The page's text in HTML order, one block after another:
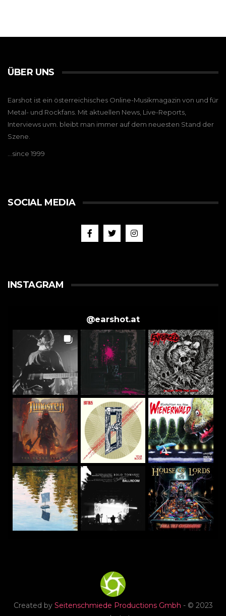
ÜBER UNS
Earshot ist ein österreichisches Online-Musikmagazin von und für
Metal- und Rockfans. Mit aktuellen News, Live-Reports,
Interviews uvm. bleibt man immer auf dem neuesten Stand der
Szene.
…since 1999
SOCIAL MEDIA
INSTAGRAM
@earshot.at
Created by Seitenschmiede Productions Gmbh - © 2023